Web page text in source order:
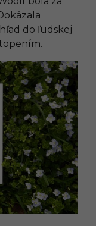
do ľudskej